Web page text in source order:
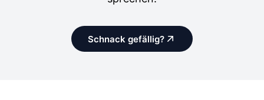
Schnack gefällig?